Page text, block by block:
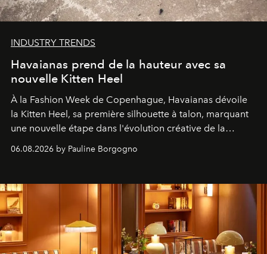
INDUSTRY TRENDS
Havaianas prend de la hauteur avec sa
nouvelle Kitten Heel
À la Fashion Week de Copenhague, Havaianas dévoile
la Kitten Heel, sa première silhouette à talon, marquant
une nouvelle étape dans l'évolution créative de la
06.08.2026 by Pauline Borgogno